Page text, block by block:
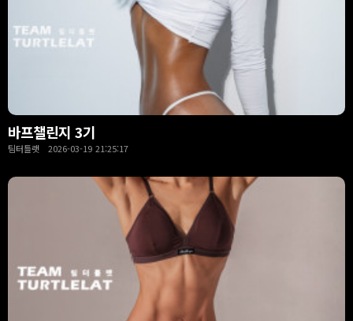
바프챌린지 3기
팀터틀랫 2026-03-19 21:25:17